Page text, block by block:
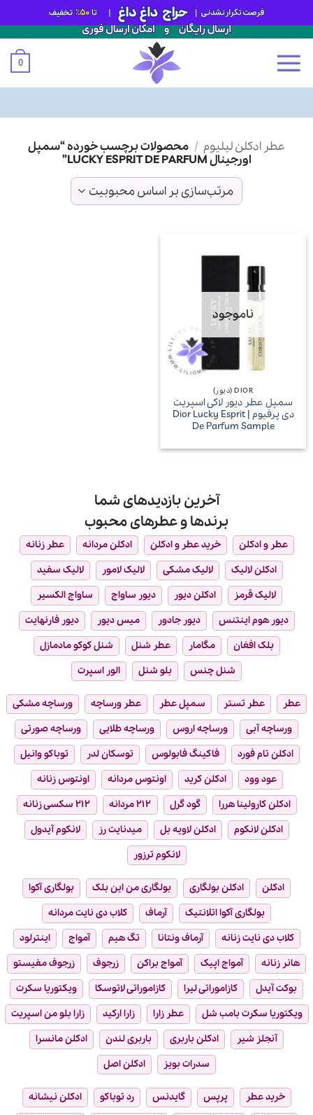
0
عطر ادکلن لیلیوم / محصولات برچسب خورده “سمپل
اورجینال LUCKY ESPRIT DE PARFUM”
ناموجود
DIOR (دیور)
سمپل عطر دیور لاکی اسپریت
دی پرفیوم | Dior Lucky Esprit
De Parfum Sample
آخرین بازدیدهای شما
برندها و عطرهای محبوب
عطر و ادکلن خرید عطر و ادکلن ادکلن مردانه
عطر زنانه
ادکلن لالیک
لالیک مشکی لالیک لامور
لالیک سفید
لالیک قرمز
ادکلن دیور دیور ساواج
ساواج الکسیر
دیور هوم اینتنس
دیور جادور میس دیور
دیور فارنهایت
بلک افغان
مگامار عطر شنل
شنل کوکو مادمازل
شنل چنس
بلو شنل الور اسپرت
عطر عطر تستر سمپل عطر عطر ورساچه
ورساچه مشکی
ورساچه آبی
ورساچه اروس ورساچه طلایی
ورساچه صورتی
ادکلن تام فورد
فاکینگ فابولوس توسکان لدر
توباکو وانیل
عود وود
ادکلن کرید اونتوس مردانه
اونتوس زنانه
ادکلن کارولینا هررا
گود گرل ۲۱۲ مردانه
۲۱۲ سکسی زنانه
ادکلن لانکوم
ادکلن لاویه بل میدنایت رز
لانکوم آیدول
لانکوم ترزور
ادکلن ادکلن بولگاری بولگاری من این بلک
بولگاری آکوا
بولگاری آکوا اتلانتیک
آرماف
کلاب دی نایت مردانه
کلاب دی نایت زنانه
آرماف ونتانا تگ هیم آمواج
اینترلود
هانر زنانه
آمواج اپیک آمواج براکن زرجوف
زرجوف مفیستو
بوکت آیدل
کازاموراتی لیرا کازاموراتی لاتوسکا
ویکتوریا سکرت
ویکتوریا سکرت بامب شل
عطر زارا زارا ارکید
زارا بلو من اسپریت
آنجلز شیر
ادکلن باربری باربری لندن
ادکلن مانسرا
سدرات بویز
ادکلن اصل
خرید عطر پرپس گایدنس رد توباکو
ادکلن نیشانه